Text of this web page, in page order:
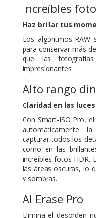
Increíbles
Haz brillar tus
Los algoritmos RAW
para conservar más
que las
impresionantes.
Alto rango
Claridad en las
Con Smart-ISO Pro,
automáticamente
capturar todos los
como en las
increíbles fotos HDR.
las áreas oscuras, lo
y sombras.
AI Erase Pro
Elimina el desorden